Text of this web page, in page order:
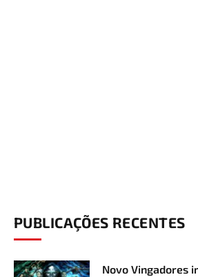
PUBLICAÇÕES RECENTES
Novo Vingadores